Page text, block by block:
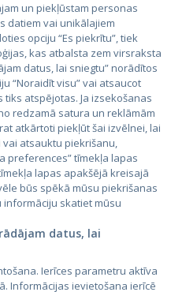
CVbankas.lt
un piekļūstam personas
datiem vai unikālajiem
opciju “Es piekrītu”, tiek
kas atbalsta zem virsraksta
datus, lai sniegtu” norādītos
“Noraidīt visu” vai atsaucot
atspējotas. Ja izsekošanas
redzamā satura un reklāmām
atkārtoti piekļūt šai izvēlnei, lai
atsauktu piekrišanu,
preferences” tīmekļa lapas
lapas apakšējā kreisajā
būs spēkā mūsu piekrišanas
informāciju skatiet mūsu
datus, lai
Ierīces parametru aktīva
Informācijas ievietošana ierīcē